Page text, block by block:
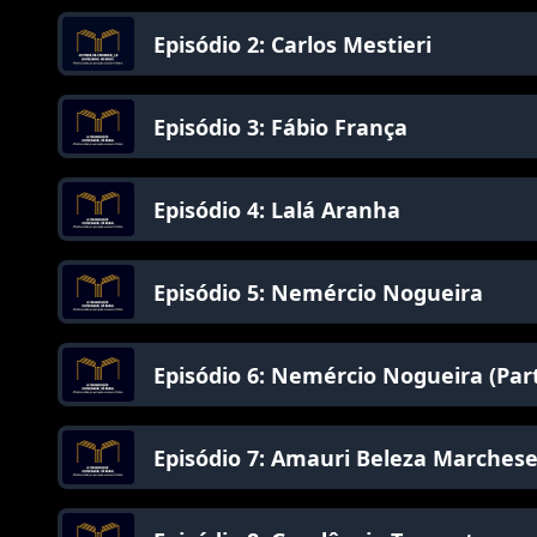
Episódio 2: Carlos Mestieri
Episódio 3: Fábio França
Episódio 4: Lalá Aranha
Episódio 5: Nemércio Nogueira
Episódio 6: Nemércio Nogueira
Episódio 7: Amauri Beleza Marchese